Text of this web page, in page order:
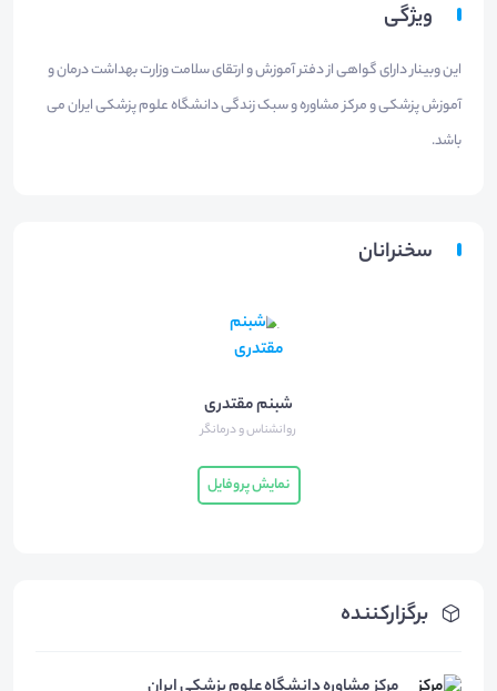
برگزارکننده
ویژگی
این وبینار دارای گواهی از دفتر آموزش و ارتقای سلامت وزارت بهداشت درمان و
آموزش پزشکی و مرکز مشاوره و سبک زندگی دانشگاه علوم پزشکی ایران می
باشد.
سخنرانان
شبنم مقتدری
روانشناس و درمانگر
نمایش پروفایل